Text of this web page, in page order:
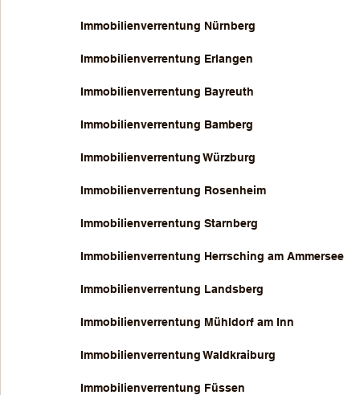
Immobilienverrentung Nürnberg
Immobilienverrentung Erlangen
Immobilienverrentung Bayreuth
Immobilienverrentung Bamberg
Immobilienverrentung Würzburg
Immobilienverrentung Rosenheim
Immobilienverrentung Starnberg
Immobilienverrentung Herrsching am Ammersee
Immobilienverrentung Landsberg
Immobilienverrentung Mühldorf am Inn
Immobilienverrentung Waldkraiburg
Immobilienverrentung Füssen